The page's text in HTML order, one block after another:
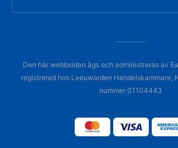
Den här webbsidan ägs och administreras av
registrerad hos Leeuwarden Handelskammare,
nummer 01104443